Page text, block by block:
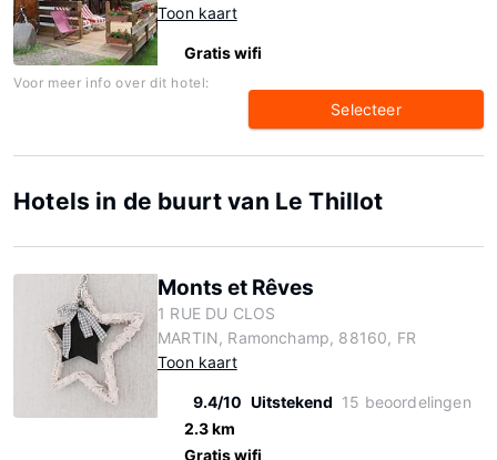
Toon kaart
Gratis wifi
Voor meer info over dit hotel:
Selecteer
Hotels in de buurt van Le Thillot
Monts et Rêves
1 RUE DU CLOS
MARTIN, Ramonchamp, 88160, FR
Toon kaart
9.4/10 Uitstekend 15 beoordelingen
2.3 km
Gratis wifi